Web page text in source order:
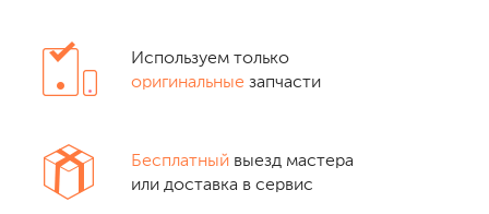
Используем только
оригинальные запчасти
Бесплатный выезд мастера
или доставка в сервис